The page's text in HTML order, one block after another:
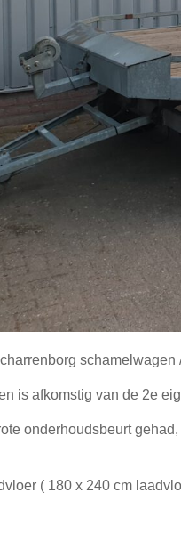
schamelwagen
is afkomstig van de 2e
onderhoudsbeurt
( 180 x 240 cm